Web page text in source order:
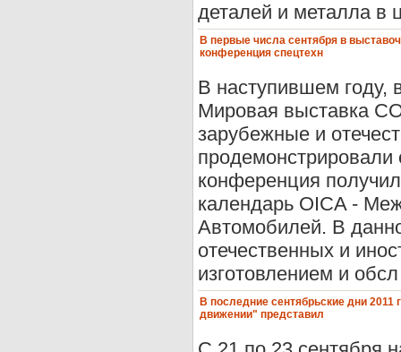
деталей и металла в
В первые числа сентября в
конференция спецтехн
В наступившем году,
Мировая выставка
зарубежные и
конференция
календарь OICA -
Автомобилей. В
отечественных и
изготовлением и
В последние сентябрьские дни
движении" представил